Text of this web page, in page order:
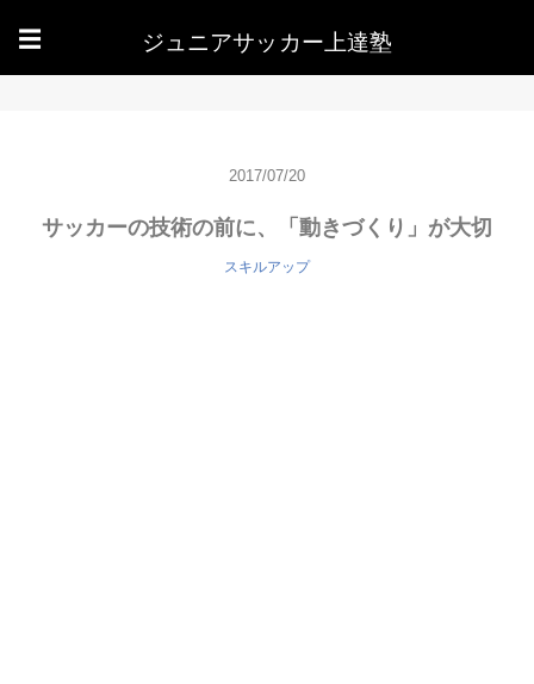
☰ ジュニアサッカー上達塾
2017/07/20
サッカーの技術の前に、「動きづくり」が大切
スキルアップ